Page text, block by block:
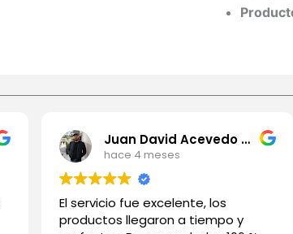
Juan David Acevedo Rios
hace 4 meses
El servicio fue excelente, los
productos llegaron a tiempo y